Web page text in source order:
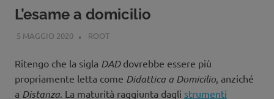
L’esame a domicilio
5 MAGGIO 2020 ROOTEDITORIALE
Ritengo che la sigla DADdovrebbe essere più
propriamente letta come Didattica a Domicilio , anziché
a Distanza . La maturità raggiunta dagli strumenti